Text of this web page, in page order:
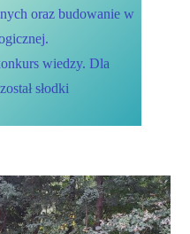
oraz budowanie w
wiedzy. Dla
słodki